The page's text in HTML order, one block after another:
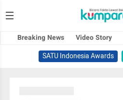
Breaking News Video Story
SATU Indonesia Awards